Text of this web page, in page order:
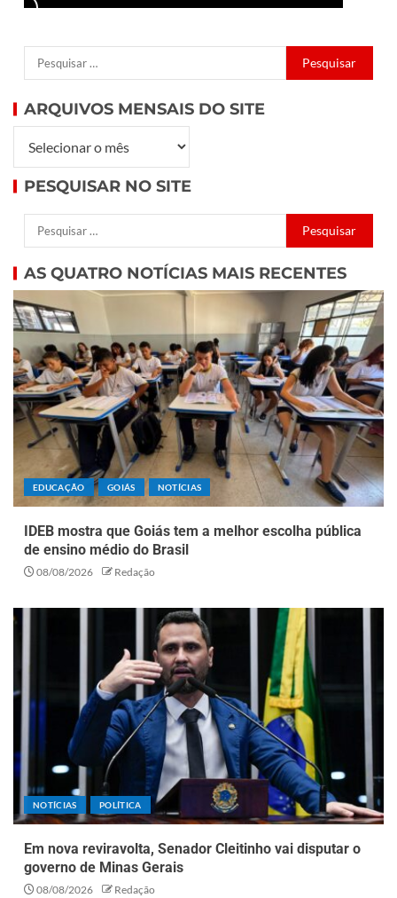
ARQUIVOS MENSAIS DO SITE
PESQUISAR NO SITE
AS QUATRO NOTÍCIAS MAIS RECENTES
EDUCAÇÃO GOIÁS NOTÍCIAS
IDEB mostra que Goiás tem a melhor escolha pública
de ensino médio do Brasil
08/08/2026 Redação
NOTÍCIAS POLÍTICA
Em nova reviravolta, Senador Cleitinho vai disputar o
governo de Minas Gerais
08/08/2026 Redação